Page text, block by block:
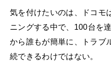
気を付けたいのは、ドコモ
ニングする中で、100台を
から誰もが簡単に、トラブ
続できるわけではない。